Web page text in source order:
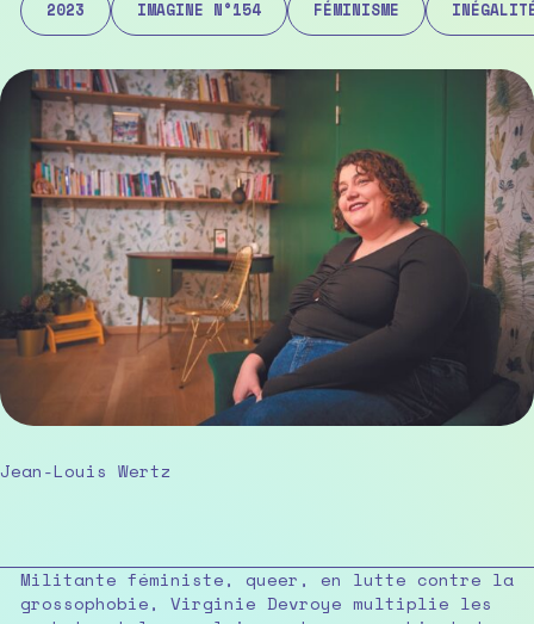
2023 IMAGINE N°154 FÉMINISME
Jean-Louis Wertz
Militante féministe, queer, en lutte contre la
grossophobie, Virginie Devroye multiplie les